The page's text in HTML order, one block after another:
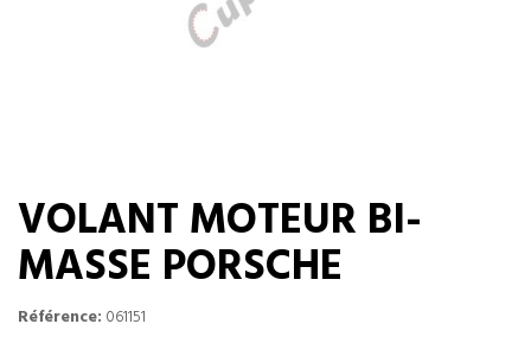
VOLANT MOTEUR BI-
MASSE PORSCHE
Référence: 061151